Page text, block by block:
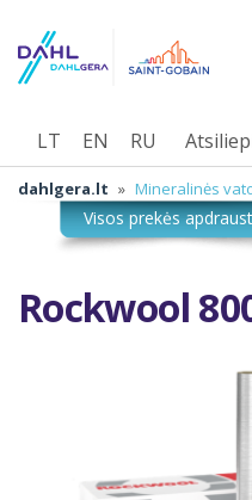
LT EN RU
dahlgera.lt » Mineralinės
Rockwool